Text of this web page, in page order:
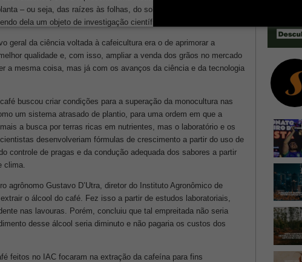
– ou seja, das raízes às folhas, do solo mais apropriado ao
dela um objeto de investigação científica.
geral da ciência voltada à cafeicultura era o de aprimorar a
qualidade e, com isso, ampliar a venda dos grãos no mercado
a mesma coisa, mas já com os avanços da ciência e da tecnologia
buscou criar condições para a superação da monocultura nas
um sistema atrasado de plantio, para uma ordem em que a
a busca por terras ricas em nutrientes, mas o laboratório e os
desenvolveriam fórmulas de crescimento a partir do uso de
controle de pragas e da condução adequada dos sabores a partir
clima.
agrônomo Gustavo D’Utra, diretor do Instituto Agronômico de
o álcool do café. Fez isso a partir de estudos laboratoriais,
nas lavouras. Porém, concluiu que tal empreitada não seria
desse álcool seria diminuto e não pagaria os custos dos
feitos no IAC focaram na extração da cafeína para fins